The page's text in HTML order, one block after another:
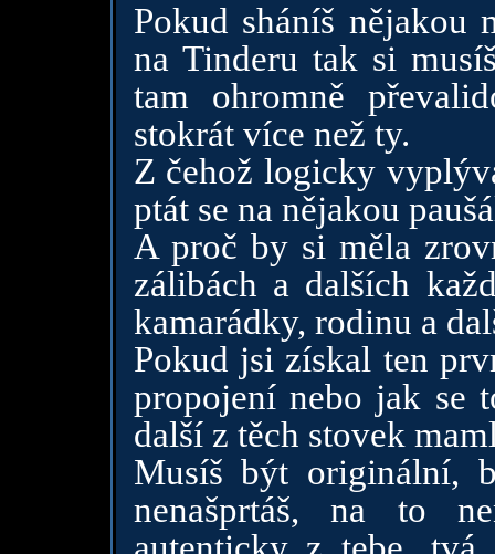
Pokud sháníš nějakou
na Tinderu tak si
tam ohromně
stokrát více než ty.
Z čehož logicky
ptát se na nějakou
A proč by si měla
zálibách a dalších
kamarádky, rodinu a
Pokud jsi získal ten
propojení nebo jak se
další z těch stovek
Musíš být originální,
nenašprtáš, na to